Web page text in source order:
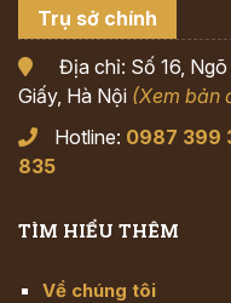
Trụ sở chính
Địa chỉ: Số 16,
Giấy, Hà Nội (Xem bản
Hotline: 0987 399
835
TÌM HIỂU THÊM
Về chúng tôi